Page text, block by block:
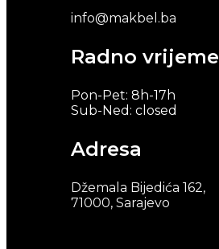
info@makbel.ba
Radno vrijeme
Pon-Pet: 8h-17h
Sub-Ned: closed
Adresa
Džemala Bijedića 162,
71000, Sarajevo